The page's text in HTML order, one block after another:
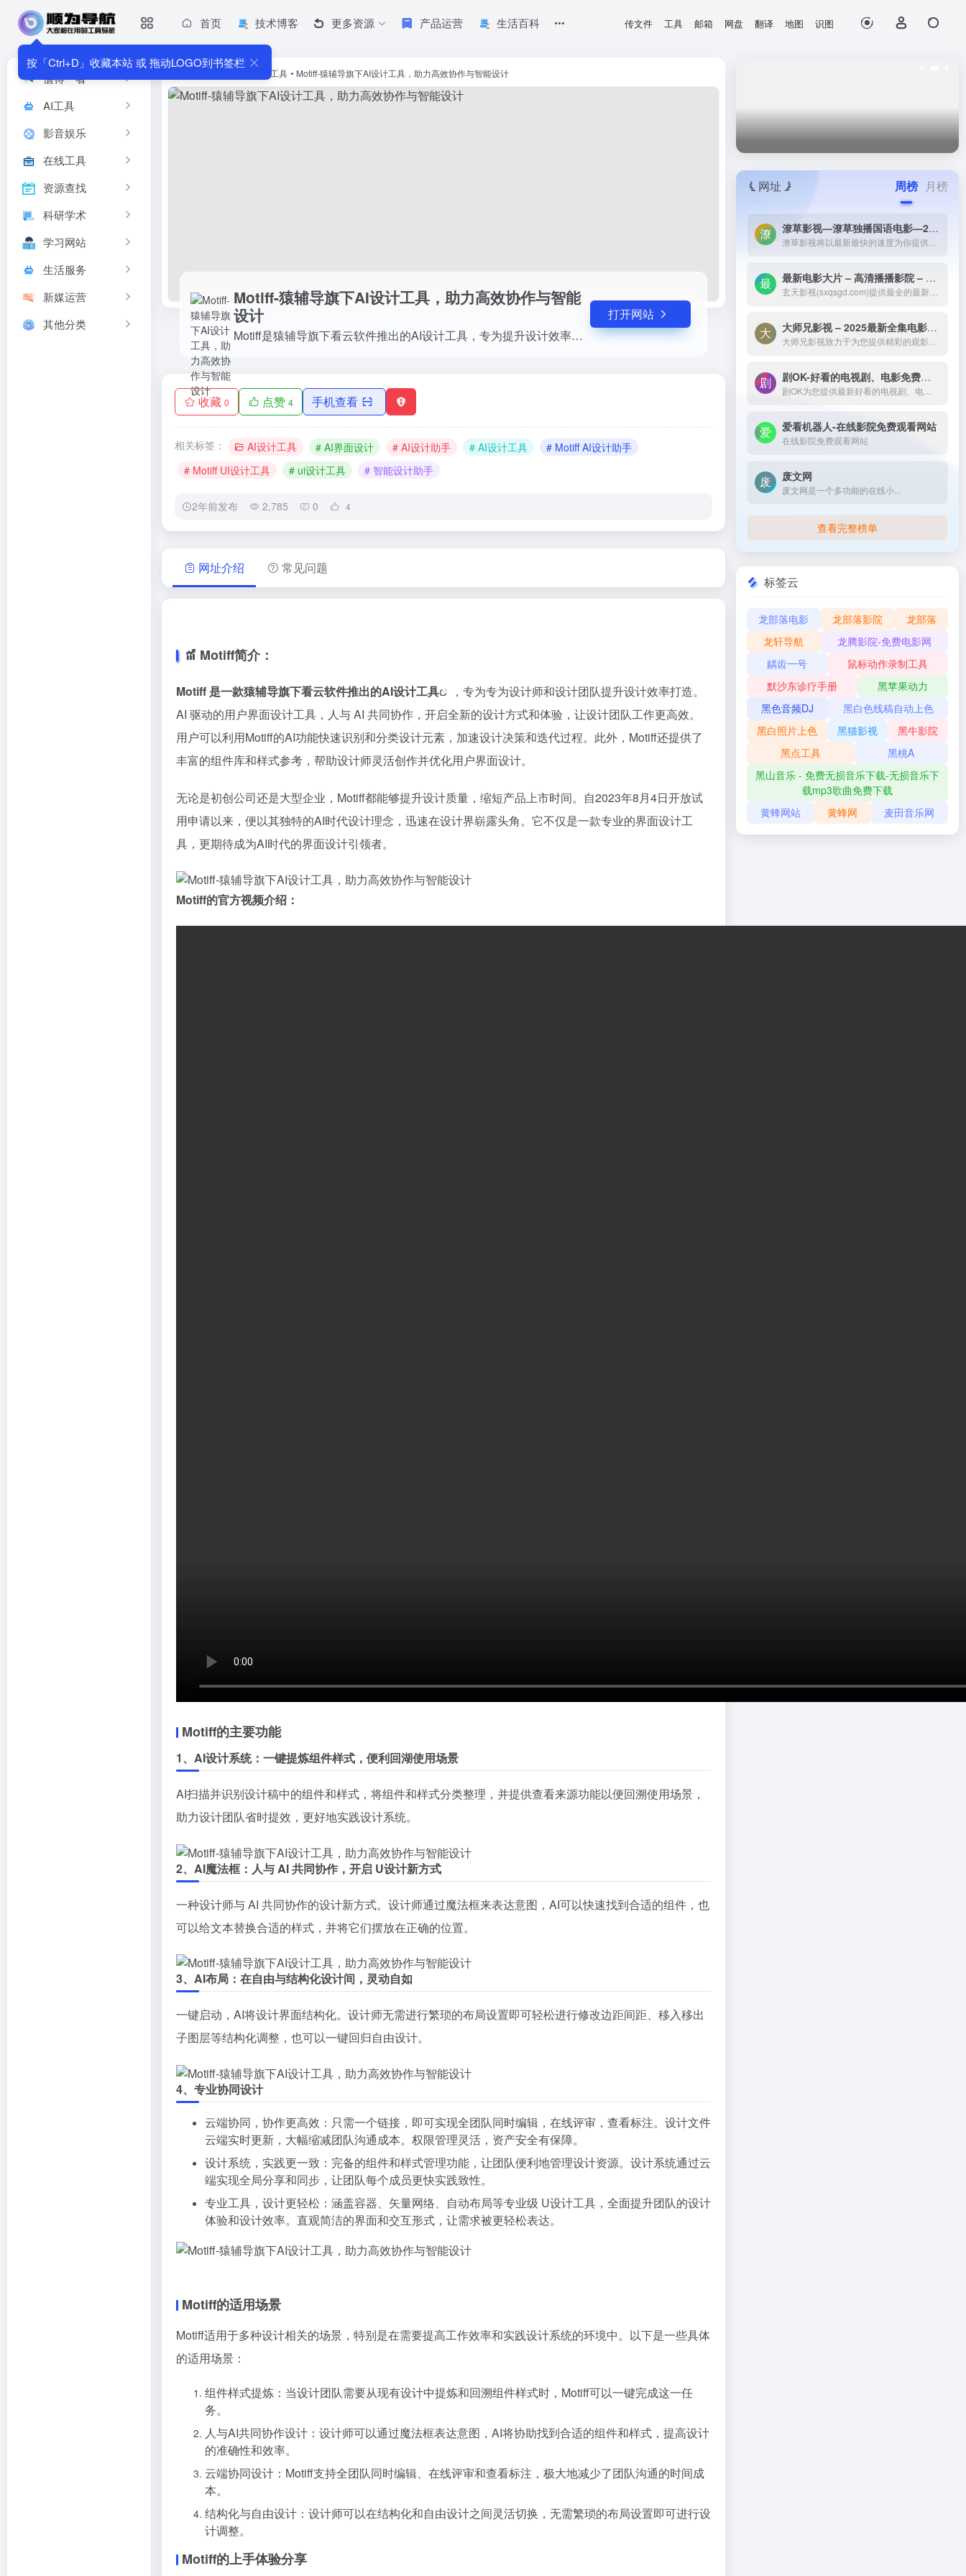
按「Ctrl+D」收藏本站 或 拖动LOGO到书签栏
首页 技术博客 更多资源 产品运营 生活百科 传文件 工具 邮箱 网盘 翻译 地图 识图
值得一看
AI工具
影音娱乐
在线工具
资源查找
科研学术
学习网站
生活服务
新媒运营
其他分类
AI设计工具 • Motiff-猿辅导旗下AI设计工具，助力高效协作与智能设计
Motiff-猿辅导旗下AI设计工具，助力高效协作与智能
设计
Motiff是猿辅导旗下看云软件推出的AI设计工具，专为提升设计效率而生。结合人工智能与设计师的创造力，Motiff打造无缝的设计体验，加速从概念到产品的过程。无论是组件识别、样式...
打开网站
收藏 0 点赞 4 手机查看
相关标签： AI设计工具 # AI界面设计 # AI设计助手 # AI设计工具
# Motiff AI设计助手
# Motiff UI设计工具
# ui设计工具 # 智能设计助手
2年前发布 2,785 0 4
Motiff-猿辅导旗下AI设计工具，助力高效协作与智能设计
Motiff是猿辅导旗下看云软件推出的AI设计工具，专为提升设计效率而生。结合人工智能与设计师的创造力，Motiff打造无缝的设计体验，加速从概念到产品的过程...
网址介绍 常见问题
Motiff简介：
Motiff 是一款猿辅导旗下看云软件推出的AI设计工具
，专为专为设计师和设计团队提升设计效率打造。
AI 驱动的用户界面设计工具，人与 AI 共同协作，开启全新的设计方式和体验，让设计团队工作更高效。
用户可以利用Motiff的AI功能快速识别和分类设计元素，加速设计决策和迭代过程。此外，Motiff还提供了
丰富的组件库和样式参考，帮助设计师灵活创作并优化用户界面设计。
无论是初创公司还是大型企业，Motiff都能够提升设计质量，缩短产品上市时间。自2023年8月4日开放试
用申请以来，便以其独特的AI时代设计理念，迅速在设计界崭露头角。它不仅是一款专业的界面设计工
具，更期待成为AI时代的界面设计引领者。
Motiff的官方视频介绍：
Motiff的主要功能
1、AI设计系统：一键提炼组件样式，便利回湖使用场景
AI扫描并识别设计稿中的组件和样式，将组件和样式分类整理，并提供查看来源功能以便回溯使用场景，
助力设计团队省时提效，更好地实践设计系统。
2、AI魔法框：人与 AI 共同协作，开启 U设计新方式
一种设计师与 AI 共同协作的设计新方式。设计师通过魔法框来表达意图，AI可以快速找到合适的组件，也
可以给文本替换合适的样式，并将它们摆放在正确的位置。
3、AI布局：在自由与结构化设计间，灵动自如
一键启动，AI将设计界面结构化。设计师无需进行繁琐的布局设置即可轻松进行修改边距间距、移入移出
子图层等结构化调整，也可以一键回归自由设计。
4、专业协同设计
云端协同，协作更高效：只需一个链接，即可实现全团队同时编辑，在线评审，查看标注。设计文件
云端实时更新，大幅缩减团队沟通成本。权限管理灵活，资产安全有保障。
设计系统，实践更一致：完备的组件和样式管理功能，让团队便利地管理设计资源。设计系统通过云
端实现全局分享和同步，让团队每个成员更快实践致性。
专业工具，设计更轻松：涵盖容器、矢量网络、自动布局等专业级 U设计工具，全面提升团队的设计
体验和设计效率。直观简洁的界面和交互形式，让需求被更轻松表达。
Motiff的适用场景
Motiff适用于多种设计相关的场景，特别是在需要提高工作效率和实践设计系统的环境中。以下是一些具体
的适用场景：
组件样式提炼：当设计团队需要从现有设计中提炼和回溯组件样式时，Motiff可以一键完成这一任
务。
人与AI共同协作设计：设计师可以通过魔法框表达意图，AI将协助找到合适的组件和样式，提高设计
的准确性和效率。
云端协同设计：Motiff支持全团队同时编辑、在线评审和查看标注，极大地减少了团队沟通的时间成
本。
结构化与自由设计：设计师可以在结构化和自由设计之间灵活切换，无需繁琐的布局设置即可进行设
计调整。
Motiff的上手体验分享
网址 周榜 月榜
潦草影视—潦草独播国语电影—2023最新国语大片—免费国语潦草电影网-潦草影视将以最新最快的速度为你提供：最新电影电视剧的介绍和高速观看地址，好看的电影电视剧在线观看尽在潦草影视，为了更好的服务您，我们正在努力做最好的电影电视剧网站！
最新电影大片 – 高清播播影院 – 最新好看的电视剧免费在线观看 _ 玄天影视-玄天影视(sxqsgd.com)提供最全的最新电影大片，最热电视剧，韩国电视剧、香港TVB电视剧、韩剧、日剧、美剧、综艺、动漫的在线观看，无需下载任何播放器即可在线免费观看，每天第一时间更新，欢迎影迷到玄天
大师兄影视 – 2025最新全集电影电视剧_高清短剧视频免费在线观看-大师兄影视致力于为您提供精彩的观影选择，包括热门电影、电视剧、短剧、最新综艺节目和经典动漫。我们实时更新影片，确保您能享受最新、最全面的在线电影免费观看，更多高清资源尽在大师兄影院网。
剧OK-好看的电视剧、电影免费在线播放
爱看机器人-在线影院免费观看网站
在线影院免费观看网站
废文网
废文网是一个多功能的在线小...
查看完整榜单
标签云
龙部落电影 龙部落影院
龙部落
龙轩导航
龙腾影院-免费电影网
龋齿一号
鼠标动作录制工具
默沙东诊疗手册
黑苹果动力
黑色音频DJ
黑白色线稿自动上色
黑白照片上色
黑猫影视
黑牛影院
黑点工具
黑桃A
黑山音乐 - 免费无损音乐下载-无损音乐下
载mp3歌曲免费下载
黄蜂网站
黄蜂网 麦田音乐网